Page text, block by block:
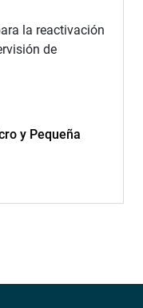
la reactivación
de
y Pequeña